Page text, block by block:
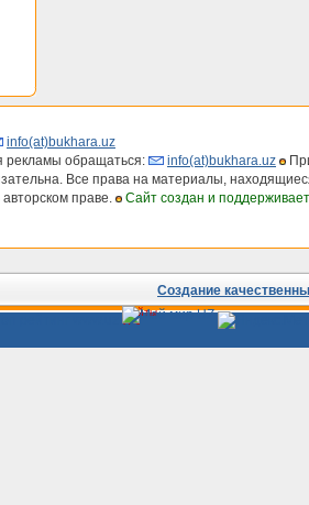
info(at)bukhara.uz
рекламы обращаться:
info(at)bukhara.uz
Все права на материалы,
праве.
Сайт создан и
Создание
Сайты
Узбекистана